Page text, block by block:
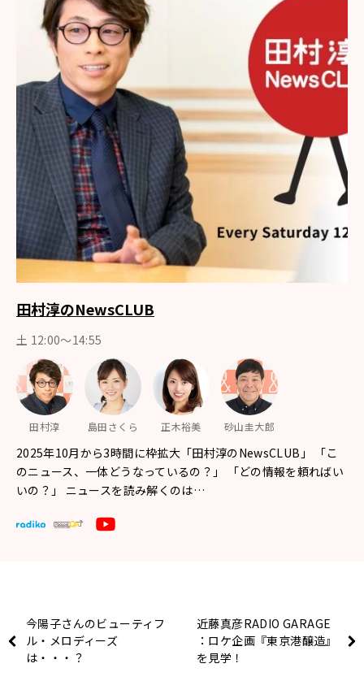
田村淳のNewsCLUB
土 12:00～14:55
田村淳 島田さくら 正木裕美 砂山圭大郎
2025年10月から3時間に枠拡大「田村淳のNewsCLUB」 「こ
のニュース、一体どうなっているの？」 「どの情報を頼ればい
いの？」 ニュースを読み解くのは…
今陽子さんのビューティフ
ル・メロディーズ
は・・・？
近藤真彦RADIO GARAGE
：ロケ企画『東京港醸造』
を見学！